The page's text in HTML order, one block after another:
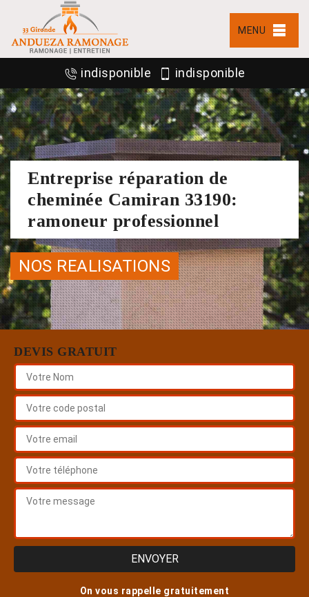
MENU
indisponible indisponible
Entreprise réparation de
cheminée Camiran 33190:
ramoneur professionnel
NOS REALISATIONS
DEVIS GRATUIT
On vous rappelle gratuitement